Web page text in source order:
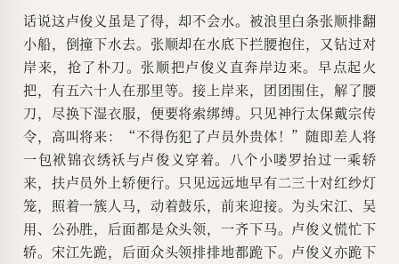
话说这卢俊义虽是了得，却不会水。被浪里白条张顺排翻
小船，倒撞下水去。张顺却在水底下拦腰抱住，又钻过对
岸来，抢了朴刀。张顺把卢俊义直奔岸边来。早点起火
把，有五六十人在那里等。接上岸来，团团围住，解了腰
刀，尽换下湿衣服，便要将索绑缚。只见神行太保戴宗传
令，高叫将来：“不得伤犯了卢员外贵体！”随即差人将
一包袱锦衣绣袄与卢俊义穿着。八个小喽罗抬过一乘轿
来，扶卢员外上轿便行。只见远远地早有二三十对红纱灯
笼，照着一簇人马，动着鼓乐，前来迎接。为头宋江、吴
用、公孙胜，后面都是众头领，一齐下马。卢俊义慌忙下
轿。宋江先跪，后面众头领排排地都跪下。卢俊义亦跪下